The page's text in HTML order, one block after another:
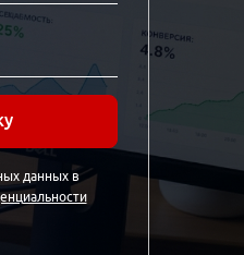
данных в